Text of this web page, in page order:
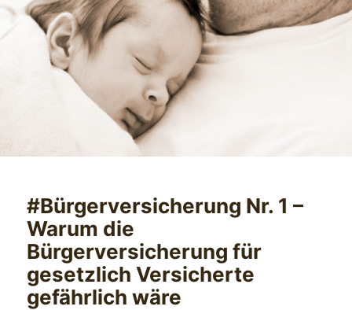
#Bürgerversicherung Nr. 1 –
Warum die
Bürgerversicherung für
gesetzlich Versicherte
gefährlich wäre